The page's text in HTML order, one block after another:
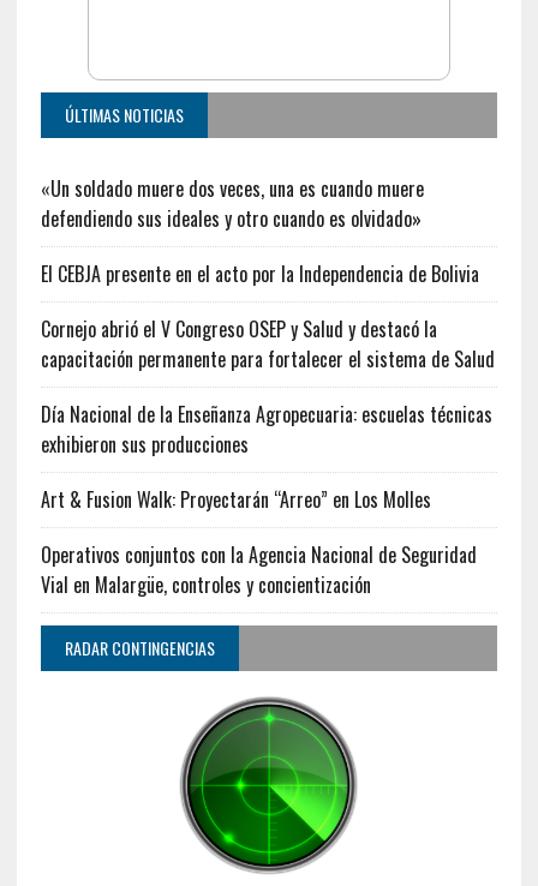
ÚLTIMAS NOTICIAS
«Un soldado muere dos veces, una es cuando muere
defendiendo sus ideales y otro cuando es olvidado»
El CEBJA presente en el acto por la Independencia de Bolivia
Cornejo abrió el V Congreso OSEP y Salud y destacó la
capacitación permanente para fortalecer el sistema de Salud
Día Nacional de la Enseñanza Agropecuaria: escuelas técnicas
exhibieron sus producciones
Art & Fusion Walk: Proyectarán “Arreo” en Los Molles
Operativos conjuntos con la Agencia Nacional de Seguridad
Vial en Malargüe, controles y concientización
RADAR CONTINGENCIAS